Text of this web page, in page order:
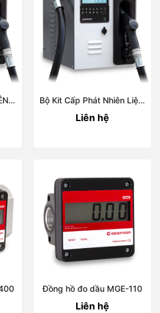
BỘ KIT CẤP PHÁT NHIÊN LIỆU ĐIỆN TỬ COMPACT Plus DIESELPLUS Bộ Kit Cấp Phát Nhiên Liệu Điện Tử COMPACT K với Bộ Điều Khiển GK-7
Liên hệ
Đồng hồ đo dầu MGE-110
Liên hệ